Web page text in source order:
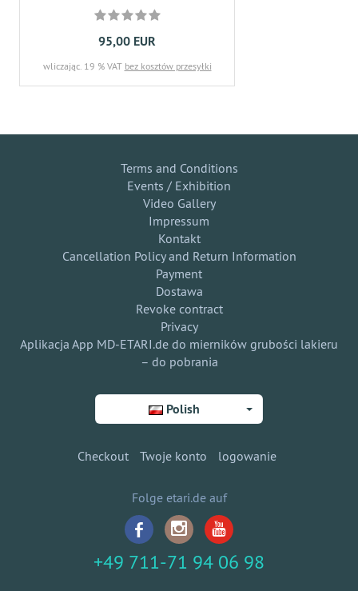
95,00 EUR
wliczając. 19 % VAT bez kosztów przesyłki
Terms and Conditions
Events / Exhibition
Video Gallery
Impressum
Kontakt
Cancellation Policy and Return Information
Payment
Dostawa
Revoke contract
Privacy
Aplikacja App MD-ETARI.de do mierników grubości lakieru
– do pobrania
Polish
Checkout Twoje konto logowanie
Folge etari.de auf
+49 711-71 94 06 98